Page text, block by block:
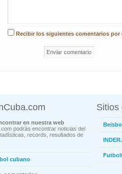
Recibir los siguientes comentarios por
en nuestra web
podrás encontrar noticias del
records, resultados de
cubano
Sitios